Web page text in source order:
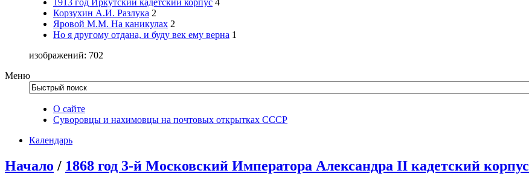
Корзухин А.И. Разлука 2
Яровой М.М. На каникулах 2
Но я другому отдана, и буду век ему верна 1
изображений: 702
Меню
О сайте
Суворовцы и нахимовцы на почтовых открытках СССР
Календарь
Начало / 1868 год 3-й Московский Императора Александра II кадетский корпус